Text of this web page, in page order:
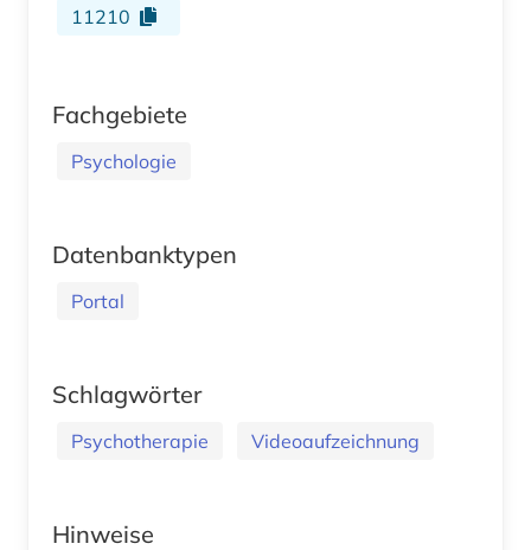
11210
Fachgebiete
Psychologie
Datenbanktypen
Portal
Schlagwörter
Psychotherapie Videoaufzeichnung
Hinweise